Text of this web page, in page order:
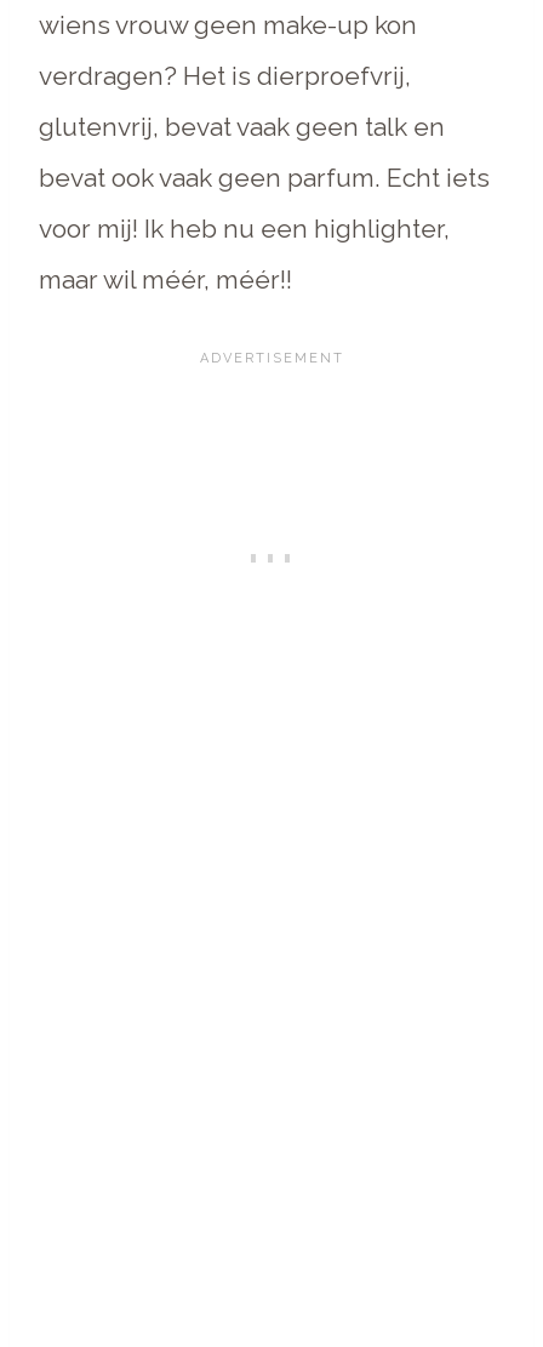
wiens vrouw geen make-up kon
verdragen? Het is dierproefvrij,
glutenvrij, bevat vaak geen talk en
bevat ook vaak geen parfum. Echt iets
voor mij! Ik heb nu een highlighter,
maar wil méér, méér!!